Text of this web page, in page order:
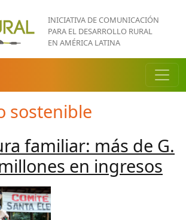
INICIATIVA DE COMUNICACIÓN
PARA EL DESARROLLO RURAL
EN AMÉRICA LATINA
sostenible
familiar: más de G.
en ingresos